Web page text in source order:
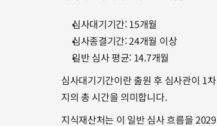
심사대기기간: 15개월
심사종결기간: 24개월 이상
일반 심사 평균: 14.7개월
심사대기기간이란 출원 후 심사관이 1
지의 총 시간을 의미합니다.
지식재산처는 이 일반 심사 흐름을